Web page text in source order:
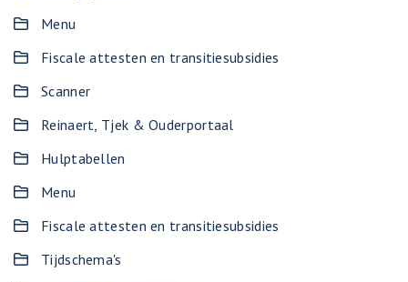
Menu
Fiscale attesten en transitiesubsidies
Scanner
Reinaert, Tjek & Ouderportaal
Hulptabellen
Menu
Fiscale attesten en transitiesubsidies
Tijdschema's